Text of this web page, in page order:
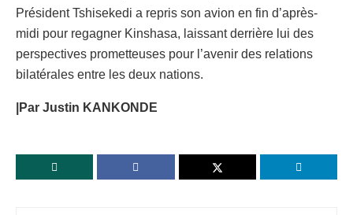
Président Tshisekedi a repris son avion en fin d’après-
midi pour regagner Kinshasa, laissant derrière lui des
perspectives prometteuses pour l’avenir des relations
bilatérales entre les deux nations.
|Par Justin KANKONDE